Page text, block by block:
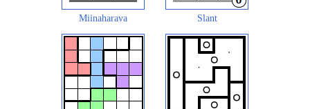
Miinaharava Slant